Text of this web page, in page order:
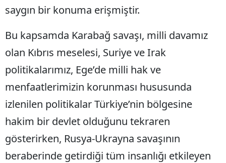
saygın bir konuma erişmiştir.
Bu kapsamda Karabağ savaşı, milli davamız
olan Kıbrıs meselesi, Suriye ve Irak
politikalarımız, Ege’de milli hak ve
menfaatlerimizin korunması hususunda
izlenilen politikalar Türkiye’nin bölgesine
hakim bir devlet olduğunu tekraren
gösterirken, Rusya-Ukrayna savaşının
beraberinde getirdiği tüm insanlığı etkileyen